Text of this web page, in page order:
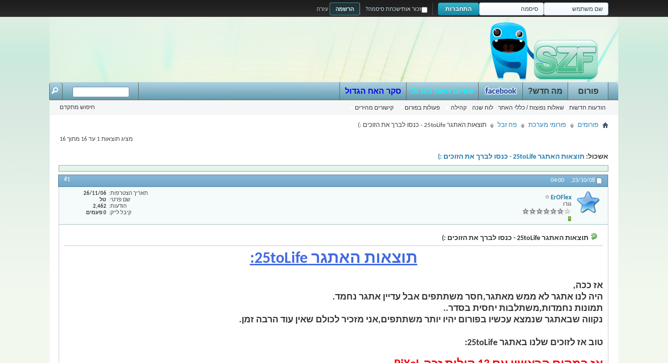
הרשמה עזרה התחברות זכור אותישכחת סיסמה?
פורום
הודעות חדשות שאלות נפוצות / כללי האתר לוח שנה קהילה פעולות בפורום קישורים מהירים
מה חדש? פורום האח הגדול סקר האח הגדול
חיפוש מתקדם
פורומים פורומי מערכת פח זבל תוצאות האתגר 25toLife - כנסו לברך את הזוכים :)
מציג תוצאות 1 עד 16 מתוך 16
אשכול: תוצאות האתגר 25toLife - כנסו לברך את הזוכים :)
23/10/08,
04:00
#1
ErOFlex
גורו
תאריך הצטרפות
26/11/06
שם פרטי
טל
הודעות
2,462
קיבל לייק
0 פעמים
תוצאות האתגר 25toLife - כנסו לברך את הזוכים :)
תוצאות האתגר 25toLife:
אז ככה,
היה לנו אתגר לא ממש מאתגר,חסר משתתפים אבל עדיין אתגר נחמד.
תמונות נחמדות,משתלבות יחסית בסדר..
נקווה שבאתגר שנמצא עכשיו בפורום יהיו יותר משתתפים,אני מזכיר לכולם שאין עוד הרבה זמן.
טוב אז לזוכים שלנו באתגר 25toLife: